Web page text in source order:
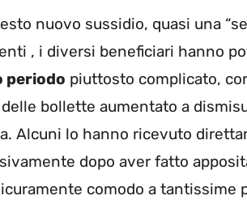
nuovo sussidio, quasi una
, i diversi beneficiari hanno
periodo piuttosto complicato,
bollette aumentato a
Alcuni lo hanno ricevuto
dopo aver fatto
comodo a tantissime